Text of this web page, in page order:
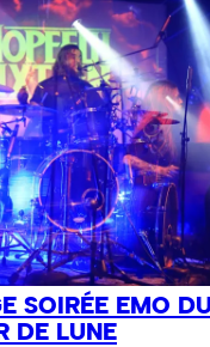
SOIRÉE EMO
DE LUNE